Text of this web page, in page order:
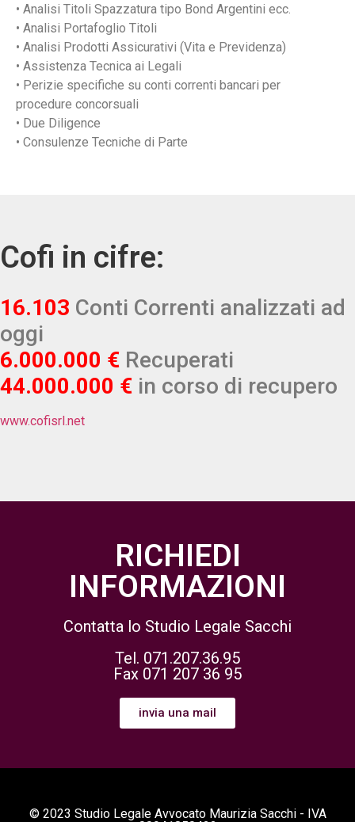
• Analisi Titoli Spazzatura tipo Bond Argentini ecc.
• Analisi Portafoglio Titoli
• Analisi Prodotti Assicurativi (Vita e Previdenza)
• Assistenza Tecnica ai Legali
• Perizie specifiche su conti correnti bancari per
procedure concorsuali
• Due Diligence
• Consulenze Tecniche di Parte
Cofi in cifre:
16.103 Conti Correnti analizzati ad
oggi
6.000.000 € Recuperati
44.000.000 € in corso di recupero
www.cofisrl.net
RICHIEDI
INFORMAZIONI
Contatta lo Studio Legale Sacchi
Tel. 071.207.36.95
Fax 071 207 36 95
invia una mail
© 2023 Studio Legale Avvocato Maurizia Sacchi - IVA